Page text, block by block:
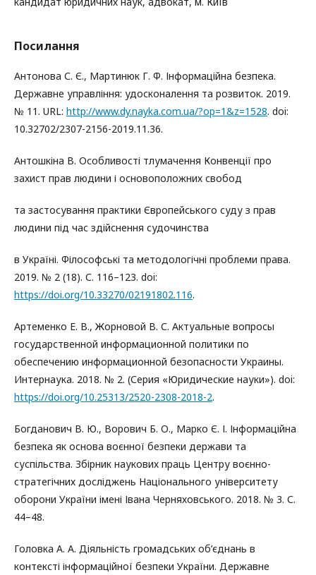
Посилання
Антонова С. Є., Мартинюк Г. Ф. Інформаційна безпека.
Державне управління: удосконалення та розвиток. 2019.
№ 11. URL: http://www.dy.nayka.com.ua/?op=1&z=1528. doi:
10.32702/2307-2156-2019.11.36.
Антошкіна В. Особливості тлумачення Конвенції про
захист прав людини і основоположних свобод
та застосування практики Європейського суду з прав
людини під час здійснення судочинства
в Україні. Філософські та методологічні проблеми права.
2019. № 2 (18). С. 116–123. doi:
https://doi.org/10.33270/02191802.116.
Артеменко Е. В., Жорновой В. С. Актуальные вопросы
государственной информационной политики по
обеспечению информационной безопасности Украины.
Интернаука. 2018. № 2. (Серия «Юридические науки»). doi:
https://doi.org/10.25313/2520-2308-2018-2.
Богданович В. Ю., Ворович Б. О., Марко Є. І. Інформаційна
безпека як основа воєнної безпеки держави та
суспільства. Збірник наукових праць Центру воєнно-
стратегічних досліджень Національного університету
оборони України імені Івана Черняховського. 2018. № 3. С.
44–48.
Головка А. А. Діяльність громадських об’єднань в
контексті інформаційної безпеки України. Державне